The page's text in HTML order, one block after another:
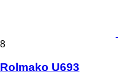
8
Rolmako U693